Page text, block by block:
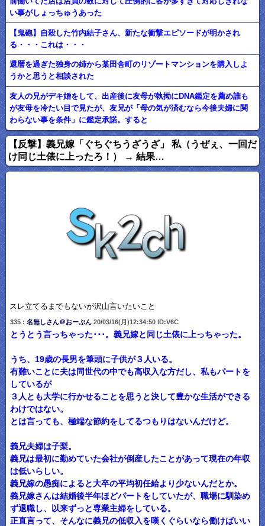
い事がしょっちゅうあった
【鬼砲】自殺した竹内結子さん、新たな衝撃エピソードが明かされ
る・・・これは・・・
還暦を過ぎた独身の姉から某田舎町のリゾートマンションを購入しよ
うかと思うと相談された
友人の兄がデキ婚をして、出産後に友母が執拗にDNA鑑定を薦め誰も
が友母を冷たい目で見たが、友兄が「母の気が済むなら今後夫婦に関
わらない事を条件」に鑑定承諾。すると
【反撃】義兄嫁「ぐちぐちうざうざ」 私（うぜぇ、一回だ
け同じ土俵に上ったろ！） → 結果…
スレ立てるまでもないが沢山言いたいこと
335 : 名無しさん＠おーぷん20/03/16(月)12:34:50 ID:V6C
とうとう言っちゃった･･･。義兄嫁と同じ土俵に上っちゃった。
うち、19歳の長男を筆頭に子供が３人いる。
有難いことに夫は同世代の中でも高収入な方だし、私もパートを
しているが
３人とも大学に行かせることを思うと決して豊かな生活ができる
わけではない。
とは言っても、極端な節約をしてるつもりはないんだけど。
義兄夫婦は子梨。
義兄は最初に勤めていた会社が倒産したことがあって現在の年収
は低いらしい。
義兄嫁の愚痴によると大卒の平均初任給より少ないんだとか。
義兄嫁さんは結婚後半年ほどパートをしていたが、職場に馴染め
ず退職し、以来ずっと専業主婦をしている。
正直言って、そんなに義兄の低収入を嘆くぐらいなら働けばいい